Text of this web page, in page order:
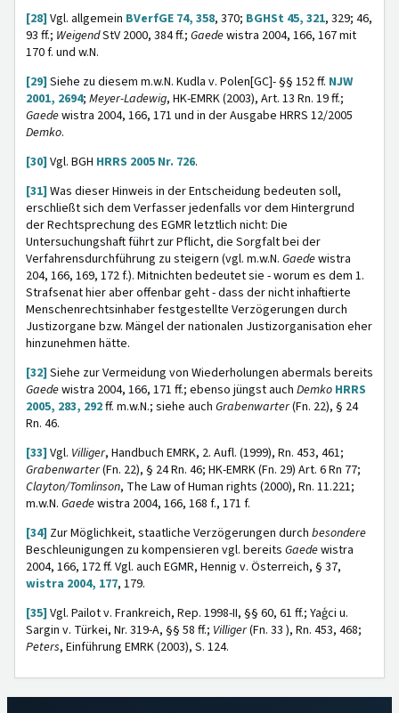
[28] Vgl. allgemein BVerfGE 74, 358, 370; BGHSt 45, 321, 329; 46,
93 ff.; WeigendStV 2000, 384 ff.; Gaedewistra 2004, 166, 167 mit
170 f. und w.N.
[29] Siehe zu diesem m.w.N. Kudla v. Polen[GC]- §§ 152 ff. NJW
2001, 2694; Meyer-Ladewig, HK-EMRK (2003), Art. 13 Rn. 19 ff.;
Gaedewistra 2004, 166, 171 und in der Ausgabe HRRS 12/2005
Demko.
[30] Vgl. BGH HRRS 2005 Nr. 726.
[31] Was dieser Hinweis in der Entscheidung bedeuten soll,
erschließt sich dem Verfasser jedenfalls vor dem Hintergrund
der Rechtsprechung des EGMR letztlich nicht: Die
Untersuchungshaft führt zur Pflicht, die Sorgfalt bei der
Verfahrensdurchführung zu steigern (vgl. m.w.N. Gaedewistra
204, 166, 169, 172 f.). Mitnichten bedeutet sie - worum es dem 1.
Strafsenat hier aber offenbar geht - dass der nicht inhaftierte
Menschenrechtsinhaber festgestellte Verzögerungen durch
Justizorgane bzw. Mängel der nationalen Justizorganisation eher
hinzunehmen hätte.
[32] Siehe zur Vermeidung von Wiederholungen abermals bereits
Gaedewistra 2004, 166, 171 ff.; ebenso jüngst auch Demko HRRS
2005, 283, 292ff. m.w.N.; siehe auch Grabenwarter(Fn. 22), § 24
Rn. 46.
[33] Vgl. Villiger, Handbuch EMRK, 2. Aufl. (1999), Rn. 453, 461;
Grabenwarter(Fn. 22), § 24 Rn. 46; HK-EMRK (Fn. 29) Art. 6 Rn 77;
Clayton/Tomlinson, The Law of Human rights (2000), Rn. 11.221;
m.w.N. Gaedewistra 2004, 166, 168 f., 171 f.
[34] Zur Möglichkeit, staatliche Verzögerungen durch besondere
Beschleunigungen zu kompensieren vgl. bereits Gaedewistra
2004, 166, 172 ff. Vgl. auch EGMR, Hennig v. Österreich, § 37,
wistra 2004, 177, 179.
[35] Vgl. Pailot v. Frankreich, Rep. 1998-II, §§ 60, 61 ff.; Yaģci u.
Sargin v. Türkei, Nr. 319-A, §§ 58 ff.; Villiger(Fn. 33 ), Rn. 453, 468;
Peters, Einführung EMRK (2003), S. 124.